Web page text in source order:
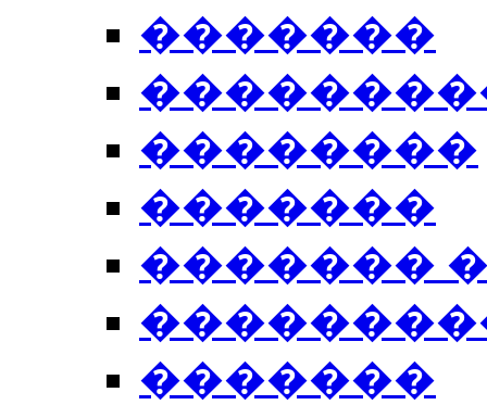
�������
��������
�������
�������
�������